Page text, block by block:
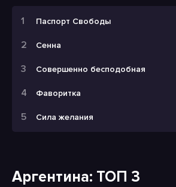
Паспорт Свободы
Сенна
Совершенно бесподобная
Фаворитка
Сила желания
Аргентина: ТОП 3